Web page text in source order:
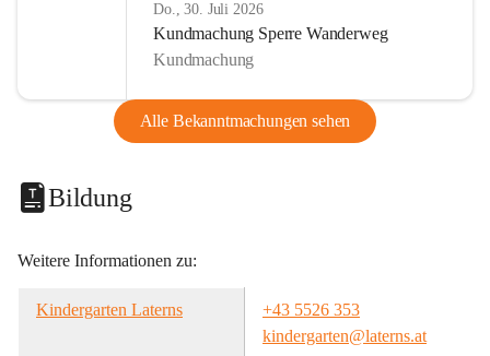
Do., 30. Juli 2026
Kundmachung Sperre Wanderweg
Kundmachung
Alle Bekanntmachungen sehen
Bildung
Weitere Informationen zu:
Kindergarten Laterns
+43 5526 353
kindergarten@laterns.at